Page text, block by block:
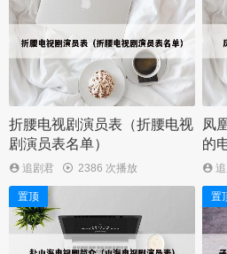
折腰电视剧演员表（折腰电视
剧演员表名单）
追剧君 2386 次播放
凤
的
置顶 置